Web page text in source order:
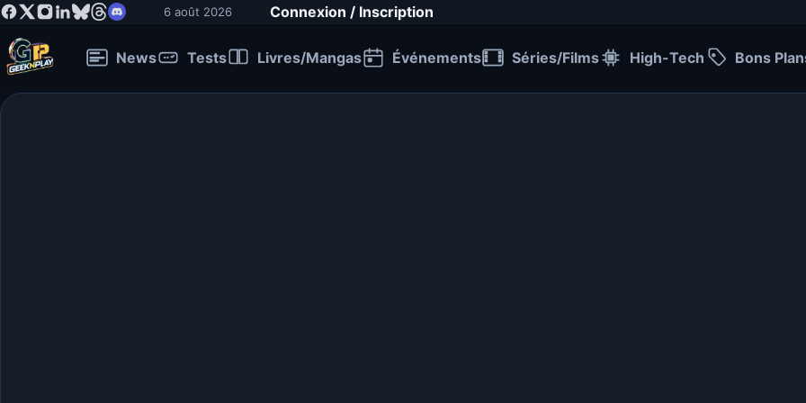
6 août 2026 Connexion / Inscription
News Tests Livres/Mangas Événements Séries/Films High-Tech Bons